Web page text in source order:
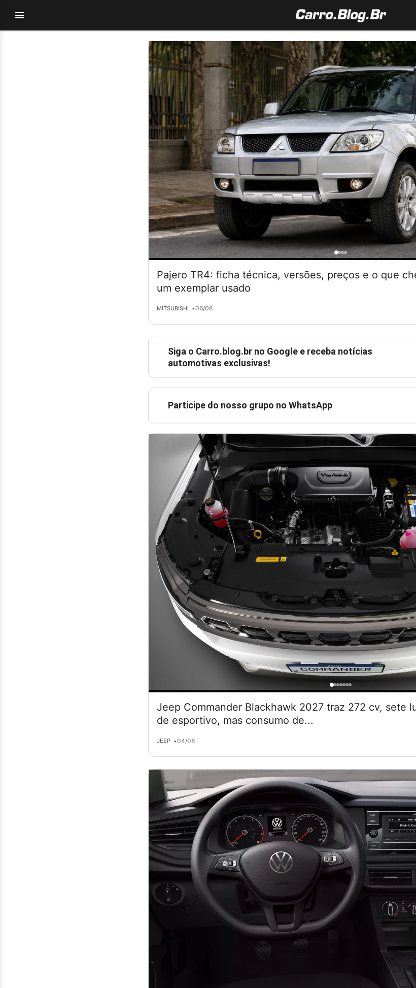
Pajero TR4: ficha técnica, versões, preços e o que
um exemplar usado
MITSUBISHI •06/08
Siga o Carro.blog.br no Google e receba notícias
automotivas exclusivas!
Participe do nosso grupo no WhatsApp
Jeep Commander Blackhawk 2027 traz 272 cv, sete
de esportivo, mas consumo de...
JEEP •04/08